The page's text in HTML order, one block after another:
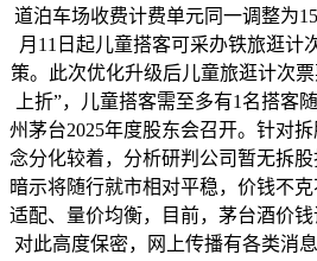
道泊车场收费计费单元同一调整为
月11日起儿童搭客可采办铁旅逛计
策。此次优化升级后儿童旅逛计次
上折”，儿童搭客需至多有1名搭客
州茅台2025年度股东会召开。针对
念分化较着，分析研判公司暂无拆
暗示将随行就市相对平稳，价钱不
适配、量价均衡，目前，茅台酒价
对此高度保密，网上传播有各类消